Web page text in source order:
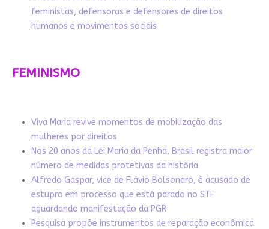
feministas, defensoras e defensores de direitos
humanos e movimentos sociais
FEMINISMO
Viva Maria revive momentos de mobilização das
mulheres por direitos
Nos 20 anos da Lei Maria da Penha, Brasil registra maior
número de medidas protetivas da história
Alfredo Gaspar, vice de Flávio Bolsonaro, é acusado de
estupro em processo que está parado no STF
aguardando manifestação da PGR
Pesquisa propõe instrumentos de reparação econômica